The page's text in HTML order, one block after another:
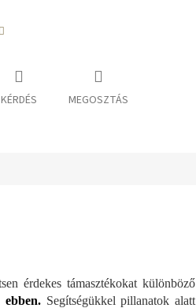
KÉRDÉS MEGOSZTÁS
érdekes támasztékokat különböző
Segítségükkel pillanatok alatt